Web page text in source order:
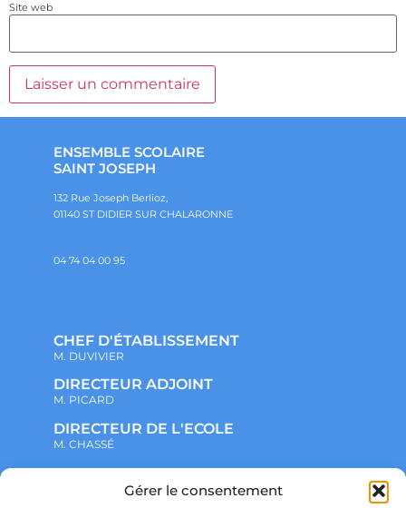
Gérer le consentement
Site web
ENSEMBLE SCOLAIRE
SAINT JOSEPH
132 Rue Joseph Berlioz,
01140 ST DIDIER SUR CHALARONNE
04 74 04 00 95
CHEF D'ÉTABLISSEMENT
M. DUVIVIER
DIRECTEUR ADJOINT
M. PICARD
DIRECTEUR DE L'ECOLE
M. CHASSÉ
NOTRE ENSEMBLE SCOLAIRE